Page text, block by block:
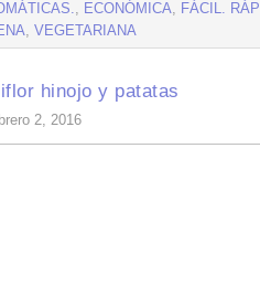
, ECONÓMICA, FÁCIL.
, VEGETARIANA
hinojo y patatas
2, 2016